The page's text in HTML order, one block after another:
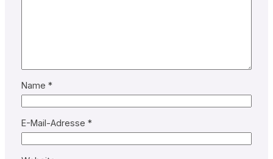
Name *
E-Mail-Adresse *